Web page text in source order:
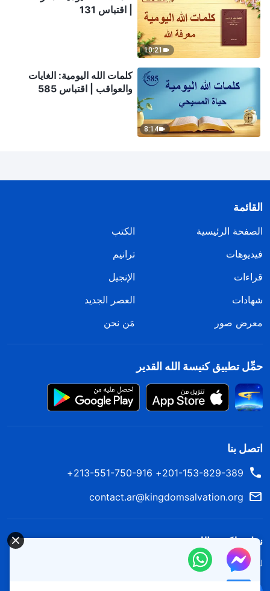
10:21
| اقتباس 131
8:14
كلمات الله اليومية: الغايات
والعواقب | اقتباس 585
القائمة
الصفحة الرئيسية
الكتب
فيديوهات
ترانيم
قراءات
الإنجيل
شهادات
العصر الجديد
معرض صور
مَن نحن
حمِّل تطبيق كنيسة الله القدير
اتصل بنا
201-153-829-389+ 213-551-750-916+
contact.ar@kingdomsalvation.org
نزل ملكوت الله.
لقد نزلت المملكة بالفعل إلى الأرض! هل تريد دخوله؟